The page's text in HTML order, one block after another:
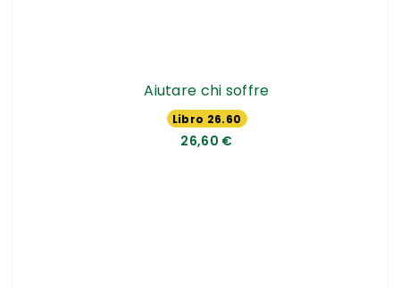
Aiutare chi soffre
Libro 26.60
€
26,60 €